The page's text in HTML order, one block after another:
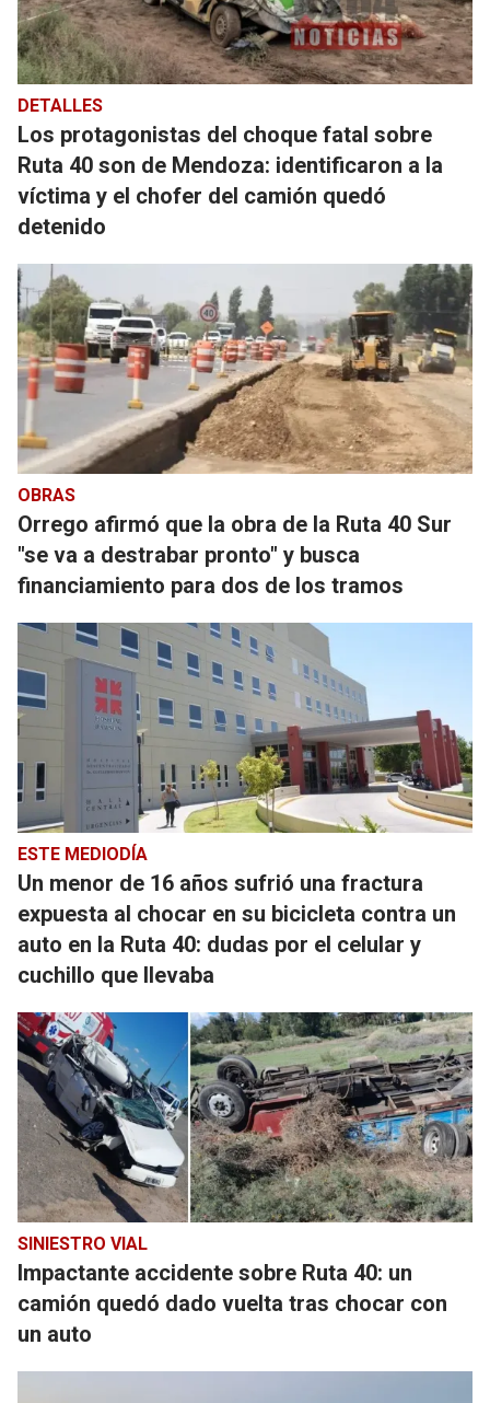
DETALLES
Los protagonistas del choque fatal sobre
Ruta 40 son de Mendoza: identificaron a la
víctima y el chofer del camión quedó
detenido
OBRAS
Orrego afirmó que la obra de la Ruta 40 Sur
"se va a destrabar pronto" y busca
financiamiento para dos de los tramos
ESTE MEDIODÍA
Un menor de 16 años sufrió una fractura
expuesta al chocar en su bicicleta contra un
auto en la Ruta 40: dudas por el celular y
cuchillo que llevaba
SINIESTRO VIAL
Impactante accidente sobre Ruta 40: un
camión quedó dado vuelta tras chocar con
un auto